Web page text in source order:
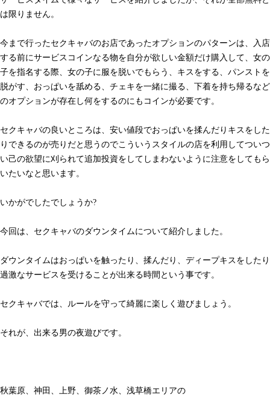
は限りません。
今まで行ったセクキャバのお店であったオプションのパターンは、入店
する前にサービスコインなる物を自分が欲しい金額だけ購入して、女の
子を指名する際、女の子に服を脱いでもらう、キスをする、パンストを
脱がす、おっぱいを舐める、チェキを一緒に撮る、下着を持ち帰るなど
のオプションが存在し何をするのにもコインが必要です。
セクキャバの良いところは、安い値段でおっぱいを揉んだりキスをした
りできるのが売りだと思うのでこういうスタイルの店を利用してついつ
い己の欲望に刈られて追加投資をしてしまわないように注意をしてもら
いたいなと思います。
いかがでしたでしょうか?
今回は、セクキャバのダウンタイムについて紹介しました。
ダウンタイムはおっぱいを触ったり、揉んだり、ディープキスをしたり
過激なサービスを受けることが出来る時間という事です。
セクキャバでは、ルールを守って綺麗に楽しく遊びましょう。
それが、出来る男の夜遊びです。
秋葉原、神田、上野、御茶ノ水、浅草橋エリアの